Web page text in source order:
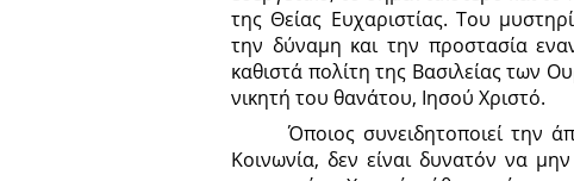
της Θείας Ευχαριστίας. Του
την δύναμη και την προστασία
καθιστά πολίτη της Βασιλείας των
νικητή του θανάτου, Ιησού Χριστό.
Όποιος συνειδητοποιεί την
Κοινωνία, δεν είναι δυνατόν να